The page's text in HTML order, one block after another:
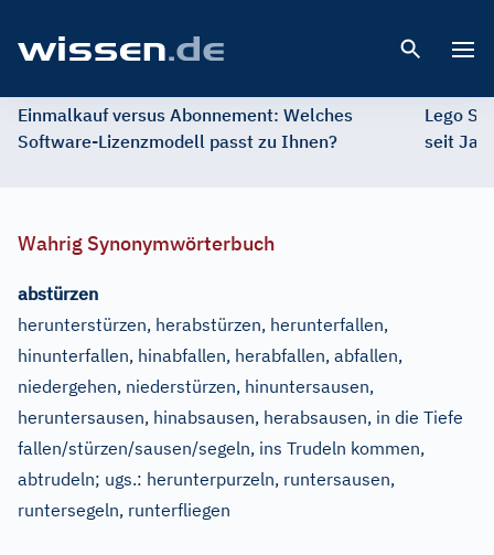
Einmalkauf versus Abonnement: Welches
Software-Lizenzmodell passt zu Ihnen?
Lego
seit
Wahrig Synonymwörterbuch
abstürzen
herunterstürzen, herabstürzen, herunterfallen,
hinunterfallen, hinabfallen, herabfallen, abfallen,
niedergehen, niederstürzen, hinuntersausen,
heruntersausen, hinabsausen, herabsausen, in die Tiefe
fallen/stürzen/sausen/segeln, ins Trudeln kommen,
abtrudeln; ugs.: herunterpurzeln, runtersausen,
runtersegeln, runterfliegen